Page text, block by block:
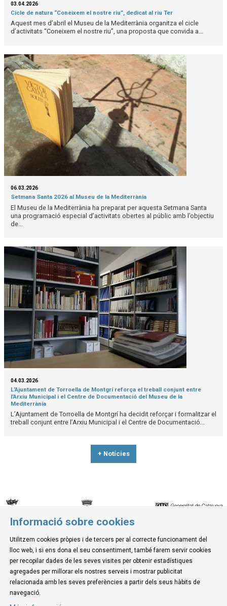
03.04.2026
Cicle de natura “Coneixem el nostre riu”, dedicat al riu Ter
Aquest mes d’abril el Museu de la Mediterrània organitza el cicle
d’activitats “Coneixem el nostre riu”, una proposta que convida a...
06.03.2026
Setmana Santa 2026 al Museu de la Mediterrània
El Museu de la Mediterrània ha preparat per aquesta Setmana Santa
una programació especial d’activitats obertes al públic amb l’objectiu
de...
04.03.2026
L’Ajuntament de Torroella de Montgrí reforça el treball conjunt entre
l’Arxiu Municipal i el Centre de Documentació del Museu de la
Mediterrània
L’Ajuntament de Torroella de Montgrí ha decidit reforçar i formalitzar el
treball conjunt entre l’Arxiu Municipal i el Centre de Documentació...
+ Notícies
© Museu de la Mediterrània
C. d'Ullà, 27-31 | 17257 Torroella de Montgrí
Tel. 972 755 180 a/e: info@museudelamediterrania.cat
Sitemap |
Informació sobre cookies
Utilitzem cookies pròpies i de tercers per al correcte funcionament del
lloc web, i si ens dona el seu consentiment, també farem servir cookies
per recopilar dades de les seves visites per obtenir estadístiques
agregades per millorar els nostres serveis i mostrar publicitat
relacionada amb les seves preferències a partir dels seus hàbits de
navegació.